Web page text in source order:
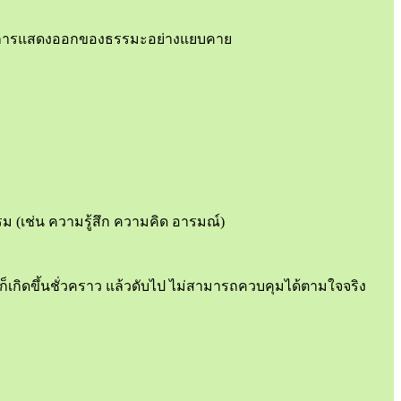
รแสดงออกของธรรมะอย่างแยบคาย
ม (เช่น ความรู้สึก ความคิด อารมณ์)
กิดขึ้นชั่วคราว แล้วดับไป ไม่สามารถควบคุมได้ตามใจจริง